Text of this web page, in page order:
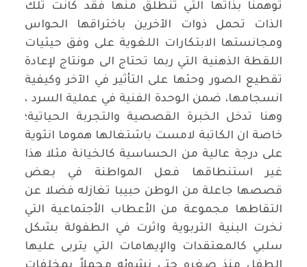
توهمنا بذاتها التي تنطلق منها فقد كانت تلك
الذات تحمل ذوات الآخرين باختراقها الحواس
ومجانستها الابتكارات اللغوية على وفق حيثيات
اللقطة الذهنية التي ربما تحتاج الى مونتاج لإعادة
تقطيع الصور وحثها على التأثير في الآخر وكيفية
انسجامها، ضمن الوحدة الفنية في عملية السرد ،
وهنا تدخل الخبرة القصصية والتجربة الحياتية؛
خاصة ان الكاتبة لامست باشتغالها هموما انثوية
على درجة عالية من الحساسية كالخيانة مثلا هذا
غير استنطاقها فعل المواطنة في بعض
قصصها جاعلة من الوطن حبيبا تغازله فضلا عن
التقاطها مجموعة من الأعطاب الأجتماعية التي
نخرت البنية التربوية واثرت في الطفولة بشكل
سلبي كالمعتقدات والإيهامات التي يتربى عليها